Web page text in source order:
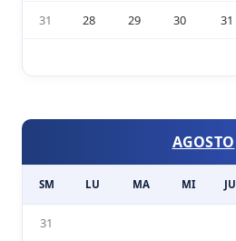
31 28 29 30 31
AGOSTO
SM LU MA MI JU
31